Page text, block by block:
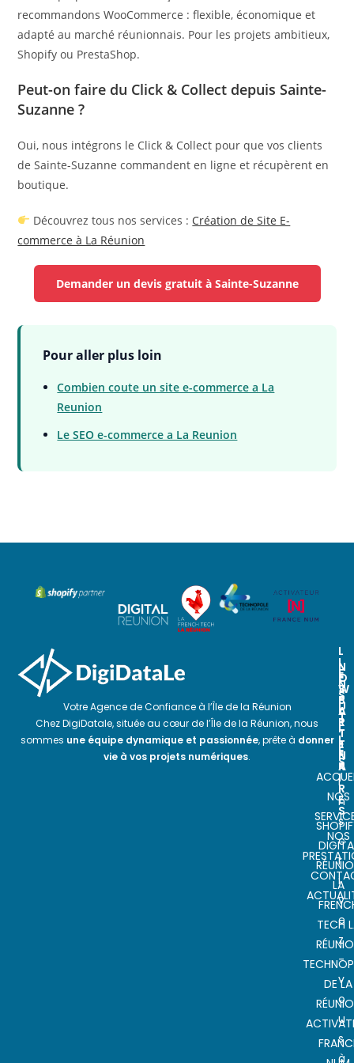
recommandons WooCommerce : flexible, économique et
adapté au marché réunionnais. Pour les projets ambitieux,
Shopify ou PrestaShop.
Peut-on faire du Click & Collect depuis Sainte-
Suzanne ?
Oui, nous intégrons le Click & Collect pour que vos clients
de Sainte-Suzanne commandent en ligne et récupèrent en
boutique.
Découvrez tous nos services : Création de Site E-
commerce à La Réunion
Demander un devis gratuit à Sainte-Suzanne
Pour aller plus loin
Combien coute un site e-commerce a La
Reunion
Le SEO e-commerce a La Reunion
Votre Agence de Confiance à l’Île de la Réunion
Chez DigiDatale, située au cœur de l’Île de la Réunion, nous
sommes une équipe dynamique et passionnée, prête à donner
vie à vos projets numériques.
L
I
E
N
S
U
T
I
L
E
S
NOS
NOS
N
O
S
P
A
R
T
E
N
A
I
R
E
S
LA
TECH
DE LA
N
E
W
S
L
E
T
T
E
R
I
n
s
c
r
i
v
e
z
-
v
o
u
s
à